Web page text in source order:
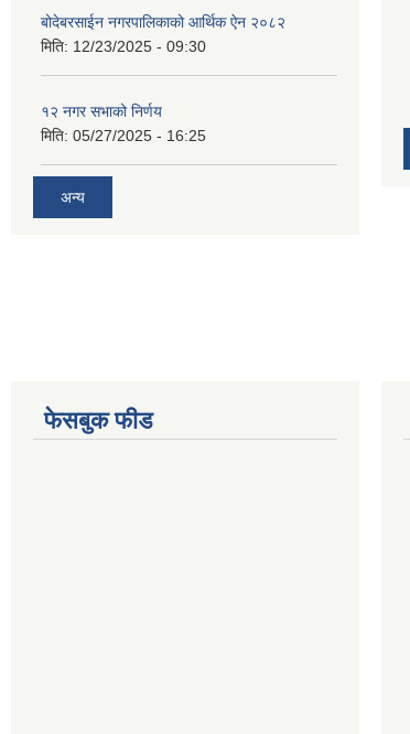
बोदेबरसाईन नगरपालिकाको आर्थिक ऐन २०८२
मिति: 12/23/2025 - 09:30
१२ नगर सभाको निर्णय
मिति: 05/27/2025 - 16:25
अन्य
फेसबुक फीड